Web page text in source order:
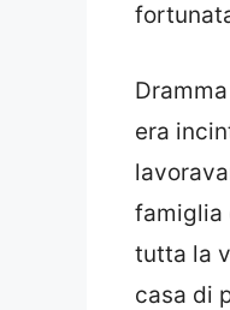
era
famiglia
tutta la
casa di